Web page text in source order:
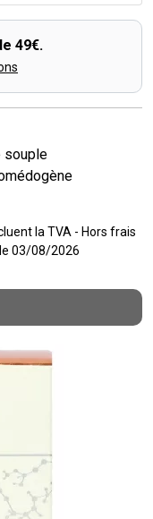
49€.
souple
la TVA - Hors frais
03/08/2026